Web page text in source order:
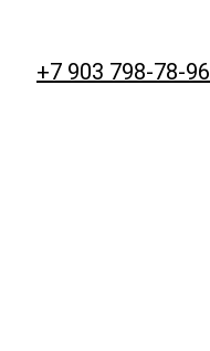
+7 903 798-78-96